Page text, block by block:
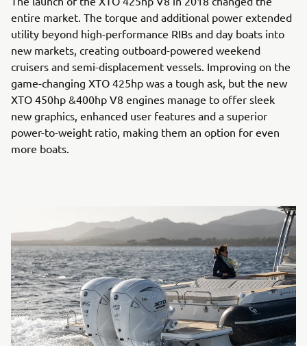
entire market. The torque and additional power extended
utility beyond high-performance RIBs and day boats into
new markets, creating outboard-powered weekend
cruisers and semi-displacement vessels. Improving on the
game-changing XTO 425hp was a tough ask, but the new
XTO 450hp &400hp V8 engines manage to offer sleek
new graphics, enhanced user features and a superior
power-to-weight ratio, making them an option for even
more boats.